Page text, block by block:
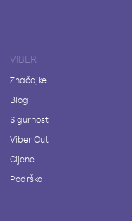
VIBER
Značajke
Blog
Sigurnost
Viber Out
Cijene
Podrška